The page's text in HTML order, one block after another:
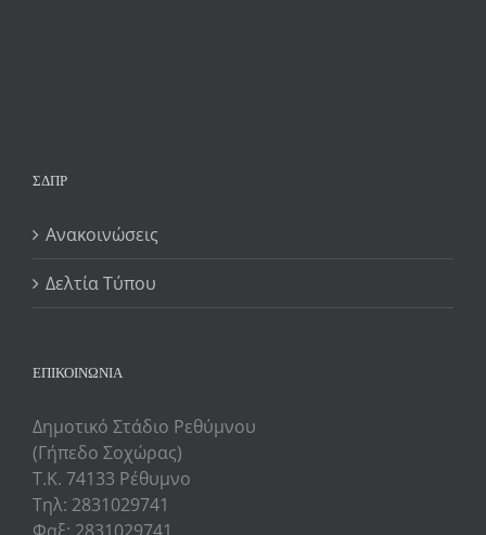
ΣΔΠΡ
Ανακοινώσεις
Δελτία Τύπου
ΕΠΙΚΟΙΝΩΝΙΑ
Δημοτικό Στάδιο Ρεθύμνου
(Γήπεδο Σοχώρας)
Τ.Κ. 74133 Ρέθυμνο
Τηλ: 2831029741